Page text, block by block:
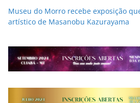
Museu do Morro recebe exposição
artístico de Masanobu Kazurayama